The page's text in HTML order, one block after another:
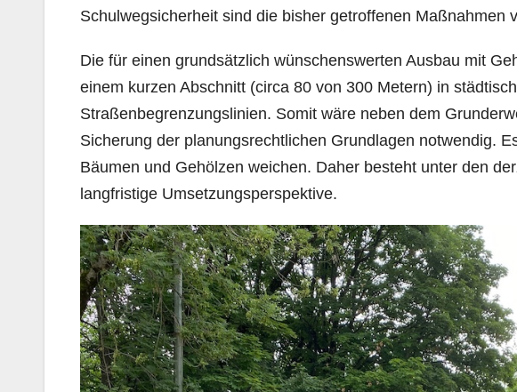
Schulwegsicherheit sind die bisher getroffenen Maßnahmen
Die für einen grundsätzlich wünschenswerten Ausbau mit
einem kurzen Abschnitt (circa 80 von 300 Metern) in
Straßenbegrenzungslinien. Somit wäre neben dem
Sicherung der planungsrechtlichen Grundlagen notwendig.
Bäumen und Gehölzen weichen. Daher besteht unter den
langfristige Umsetzungsperspektive.